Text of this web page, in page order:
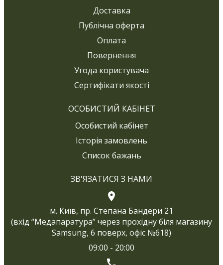
Доставка
Публічна оферта
Оплата
Повернення
Угода користувача
Сертифікати якості
ОСОБИСТИЙ КАБІНЕТ
Особистий кабінет
Історія замовлень
Список бажань
ЗВ'ЯЗАТИСЯ З НАМИ
м. Київ, пр. Степана Бандери 21
(вхід “Медапаратура” через прохідну біля магазину
Samsung, 6 поверх, офіс №618)
09:00 - 20:00